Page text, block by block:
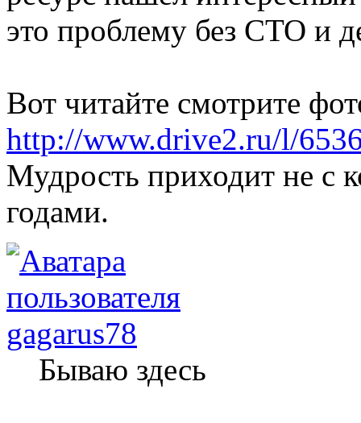
это проблему без СТО и
Вот читайте смотрите
http://www.drive2.ru/l/
Мудрость приходит не с
годами.
gagarus78
Бываю здесь